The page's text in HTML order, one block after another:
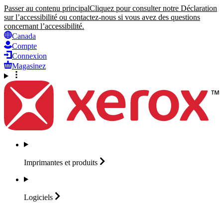
Passer au contenu principalCliquez pour consulter notre Déclaration
sur l’accessibilité ou contactez-nous si vous avez des questions
concernant l’accessibilité.
Canada
Compte
Connexion
Magasinez
Imprimantes et produits
Logiciels